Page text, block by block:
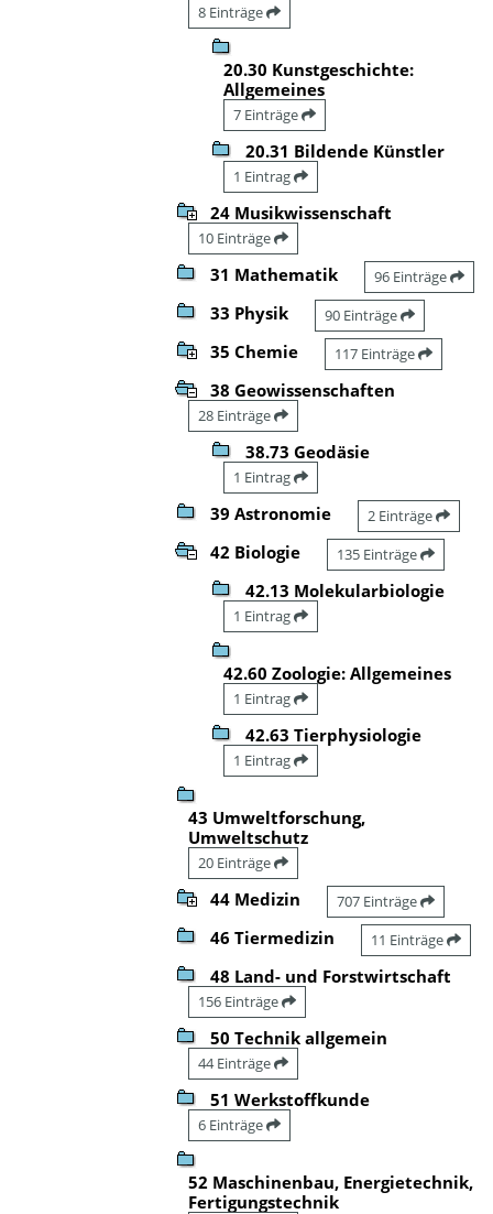
8 Einträge
20.30 Kunstgeschichte:
Allgemeines
7 Einträge
20.31 Bildende Künstler
1 Eintrag
24 Musikwissenschaft
10 Einträge
31 Mathematik 96 Einträge
33 Physik 90 Einträge
35 Chemie 117 Einträge
38 Geowissenschaften
28 Einträge
38.73 Geodäsie
1 Eintrag
39 Astronomie 2 Einträge
42 Biologie 135 Einträge
42.13 Molekularbiologie
1 Eintrag
42.60 Zoologie: Allgemeines
1 Eintrag
42.63 Tierphysiologie
1 Eintrag
43 Umweltforschung,
Umweltschutz
20 Einträge
44 Medizin 707 Einträge
46 Tiermedizin 11 Einträge
48 Land- und Forstwirtschaft
156 Einträge
50 Technik allgemein
44 Einträge
51 Werkstoffkunde
6 Einträge
52 Maschinenbau, Energietechnik,
Fertigungstechnik